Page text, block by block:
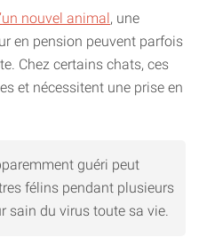
nouvel animal, une
en pension peuvent parfois
Chez certains chats, ces
et nécessitent une prise en
guéri peut
félins pendant plusieurs
sain du virus toute sa vie.